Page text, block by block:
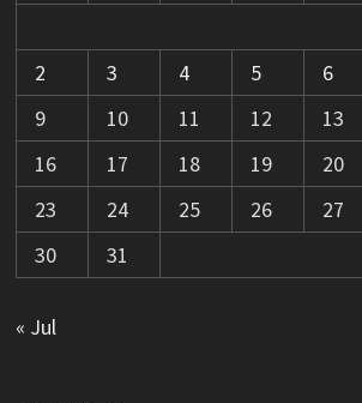
2
3 4 5 6
9
10 11 12 13
16
17 18 19 20
23
24 25 26 27
30
31
« Jul